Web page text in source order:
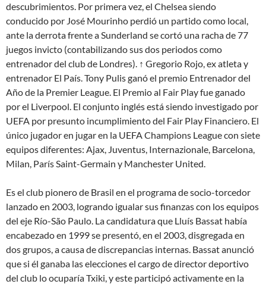
descubrimientos. Por primera vez, el Chelsea siendo
conducido por José Mourinho perdió un partido como local,
ante la derrota frente a Sunderland se cortó una racha de 77
juegos invicto (contabilizando sus dos periodos como
entrenador del club de Londres). ↑ Gregorio Rojo, ex atleta y
entrenador El País. Tony Pulis ganó el premio Entrenador del
Año de la Premier League. El Premio al Fair Play fue ganado
por el Liverpool. El conjunto inglés está siendo investigado por
UEFA por presunto incumplimiento del Fair Play Financiero. El
único jugador en jugar en la UEFA Champions League con siete
equipos diferentes: Ajax, Juventus, Internazionale, Barcelona,
Milan, París Saint-Germain y Manchester United.
Es el club pionero de Brasil en el programa de socio-torcedor
lanzado en 2003, logrando igualar sus finanzas con los equipos
del eje Río-São Paulo. La candidatura que Lluís Bassat había
encabezado en 1999 se presentó, en el 2003, disgregada en
dos grupos, a causa de discrepancias internas. Bassat anunció
que si él ganaba las elecciones el cargo de director deportivo
del club lo ocuparía Txiki, y este participó activamente en la